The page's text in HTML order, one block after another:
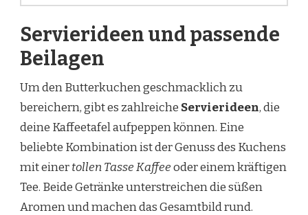
Servierideen und passende
Beilagen
Um den Butterkuchen geschmacklich zu
bereichern, gibt es zahlreiche Servierideen, die
deine Kaffeetafel aufpeppen können. Eine
beliebte Kombination ist der Genuss des Kuchens
mit einertollen Tasse Kaffeeoder einem kräftigen
Tee. Beide Getränke unterstreichen die süßen
Aromen und machen das Gesamtbild rund.